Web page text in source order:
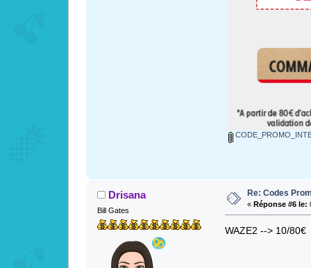
Drisana
Bill Gates
Re: Codes
« Réponse #6 le:
WAZE2 --> 10/80€